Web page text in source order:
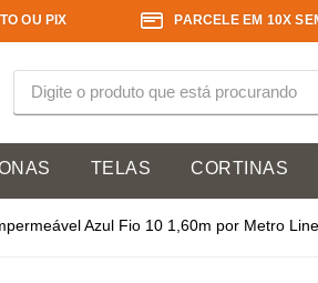
OU PIX PARCELE EM 10X
TELAS CORTINAS
Azul Fio 10 1,60m por Metro